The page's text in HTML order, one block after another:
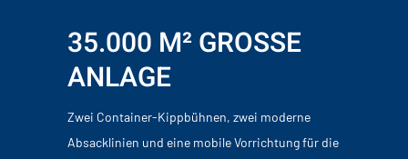
35.000 M² GROSSE
ANLAGE
Zwei Container-Kippbühnen, zwei moderne
Absacklinien und eine mobile Vorrichtung für die